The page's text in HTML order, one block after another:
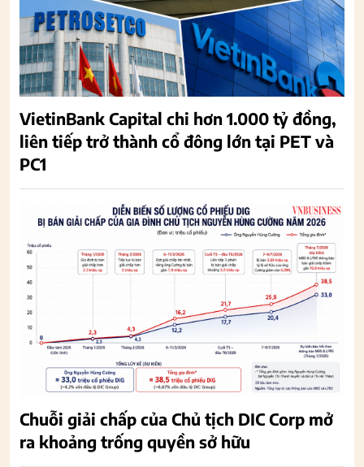
VietinBank Capital chi hơn 1.000 tỷ đồng,
liên tiếp trở thành cổ đông lớn tại PET và
PC1
Chuỗi giải chấp của Chủ tịch DIC Corp mở
ra khoảng trống quyền sở hữu